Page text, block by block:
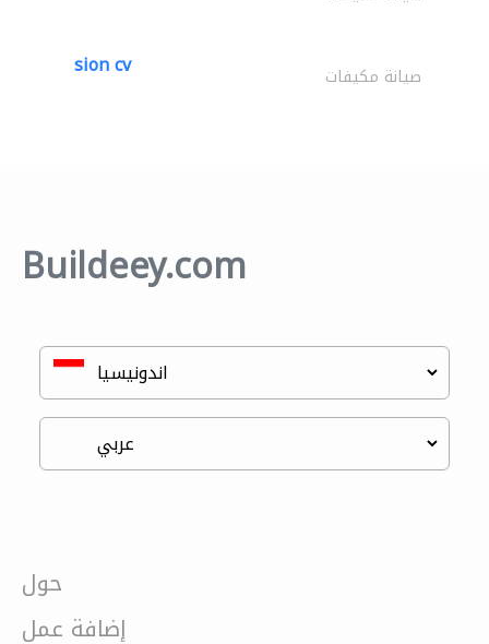
sion cv صيانة مكيفات
Buildeey.com
حول
إضافة عمل